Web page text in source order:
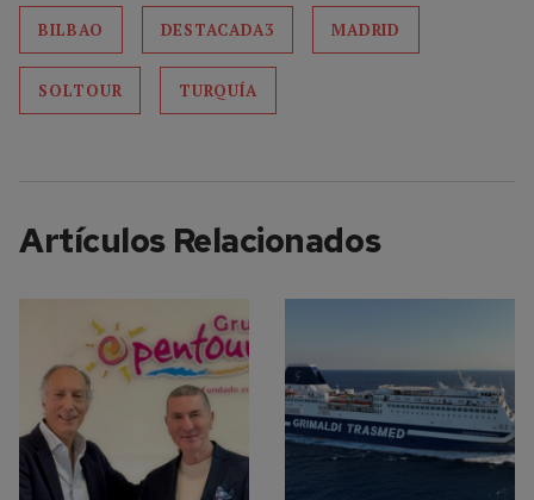
BILBAO DESTACADA3 MADRID
SOLTOUR TURQUÍA
Artículos Relacionados